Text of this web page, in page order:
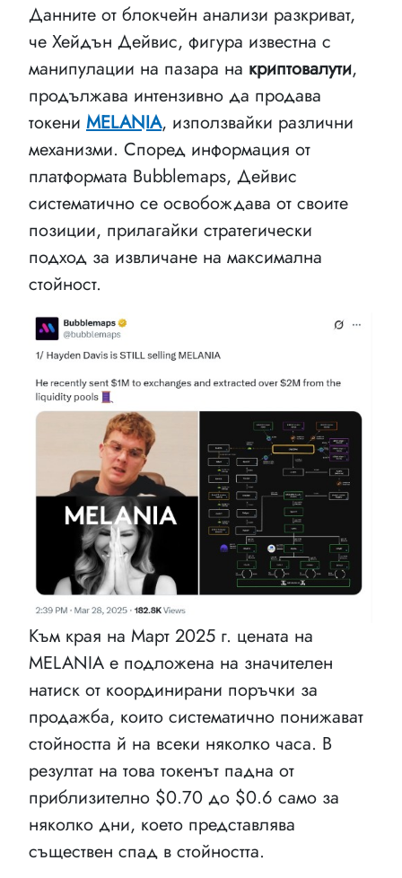
Данните от блокчейн анализи разкриват,
че Хейдън Дейвис, фигура известна с
манипулации на пазара на криптовалути,
продължава интензивно да продава
токени MELANIA, използвайки различни
механизми. Според информация от
платформата Bubblemaps, Дейвис
систематично се освобождава от своите
позиции, прилагайки стратегически
подход за извличане на максимална
стойност.
Към края на Март 2025 г. цената на
MELANIA е подложена на значителен
натиск от координирани поръчки за
продажба, които систематично понижават
стойността й на всеки няколко часа. В
резултат на това токенът падна от
приблизително $0.70 до $0.6 само за
няколко дни, което представлява
съществен спад в стойността.